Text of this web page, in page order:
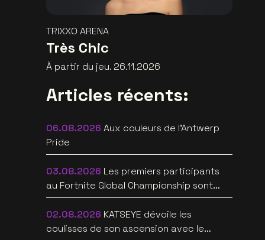
TRIXXO ARENA
Très Chic
À partir du jeu. 26.11.2026
Articles récents:
06.08.2026 Aux couleurs de l'Antwerp
Pride
03.08.2026 Les premiers participants
au Fortnite Global Championship sont
connus au Lotto Arena
02.08.2026 KATSEYE dévoile les
coulisses de son ascension avec le